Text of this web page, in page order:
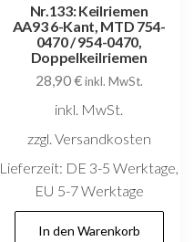
Nr.133: Keilriemen
AA93 6-Kant, MTD 754-
0470 / 954-0470,
Doppelkeilriemen
28,90€ inkl. MwSt.
inkl. MwSt.
zzgl. Versandkosten
Lieferzeit: DE 3-5 Werktage,
EU 5-7 Werktage
In den Warenkorb